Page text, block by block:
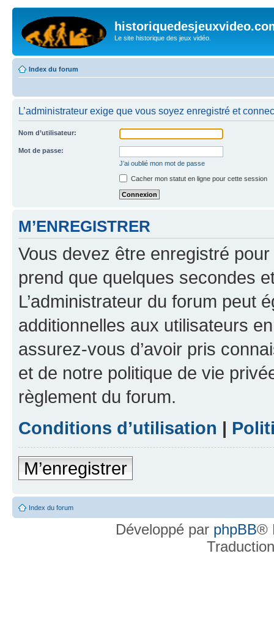
Le site historique des jeux vidéo.
Index du forum
L’administrateur exige que vous soyez enregistré et
Nom d’utilisateur:
Mot de passe:
J’ai oublié mon mot de passe
Cacher mon statut en ligne pour cette session
M’ENREGISTRER
Vous devez être enregistré
prend que quelques secondes
L’administrateur du forum peut
additionnelles aux utilisateurs
assurez-vous d’avoir pris
et de notre politique de vie
règlement du forum.
Conditions d’utilisation |
M’enregistrer
Index du forum
Développé par phpBB®